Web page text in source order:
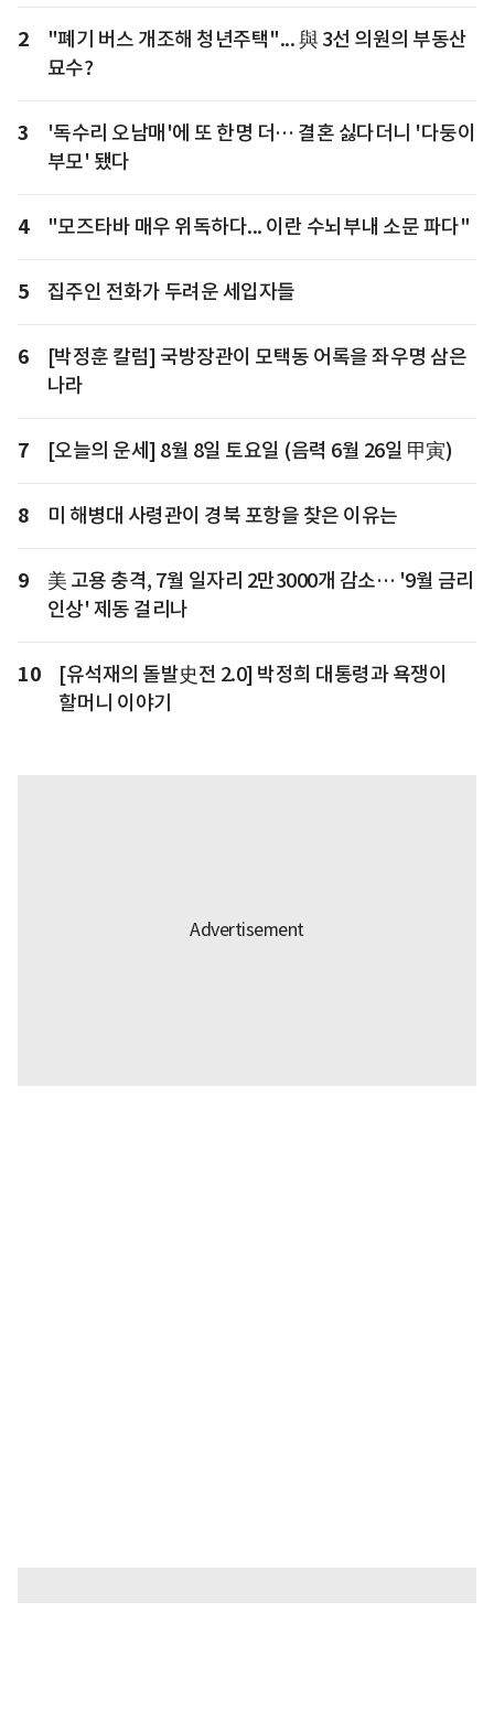
2
"폐기 버스 개조해 청년주택"... 與 3선 의원의 부동산
묘수?
3
'독수리 오남매'에 또 한명 더… 결혼 싫다더니 '다둥이
부모' 됐다
4 "모즈타바 매우 위독하다... 이란 수뇌부내 소문 파다"
5 집주인 전화가 두려운 세입자들
6
[박정훈 칼럼] 국방장관이 모택동 어록을 좌우명 삼은
나라
7 [오늘의 운세] 8월 8일 토요일 (음력 6월 26일 甲寅)
8 미 해병대 사령관이 경북 포항을 찾은 이유는
9
美 고용 충격, 7월 일자리 2만3000개 감소… '9월 금리
인상' 제동 걸리나
10
[유석재의 돌발史전 2.0] 박정희 대통령과 욕쟁이
할머니 이야기